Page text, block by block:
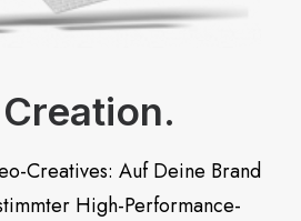
Creatives: Auf Deine Brand
High-Performance-